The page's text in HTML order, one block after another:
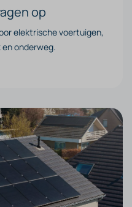
op
elektrische voertuigen,
onderweg.